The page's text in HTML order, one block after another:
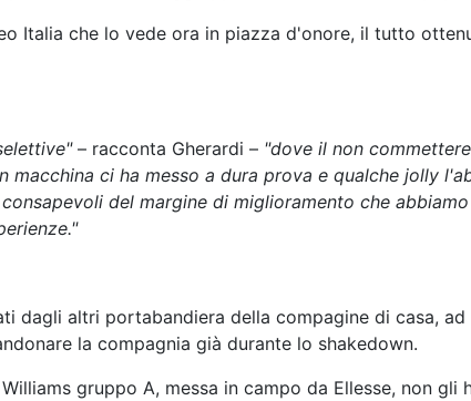
Italia che lo vede ora in piazza d'onore, il tutto
– racconta Gherardi – "dove il non
ci ha messo a dura prova e qualche jolly
del margine di miglioramento che
dagli altri portabandiera della compagine di casa,
la compagnia già durante lo shakedown.
gruppo A, messa in campo da Ellesse, non